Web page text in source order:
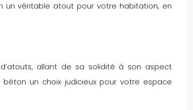
un véritable atout pour votre habitation, en
allant de sa solidité à son aspect
un choix judicieux pour votre espace